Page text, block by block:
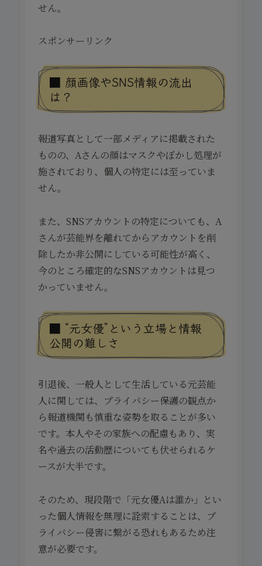
せん。
スポンサーリンク
■ 顔画像やSNS情報の流出
は？
報道写真として一部メディアに掲載された
ものの、Aさんの顔はマスクやぼかし処理が
施されており、個人の特定には至っていま
せん。
また、SNSアカウントの特定についても、A
さんが芸能界を離れてからアカウントを削
除したか非公開にしている可能性が高く、
今のところ確定的なSNSアカウントは見つ
かっていません。
■ “元女優”という立場と情報
公開の難しさ
引退後、一般人として生活している元芸能
人に関しては、プライバシー保護の観点か
ら報道機関も慎重な姿勢を取ることが多い
です。本人やその家族への配慮もあり、実
名や過去の活動歴についても伏せられるケ
ースが大半です。
そのため、現段階で「元女優Aは誰か」とい
った個人情報を無理に詮索することは、プ
ライバシー侵害に繋がる恐れもあるため注
意が必要です。